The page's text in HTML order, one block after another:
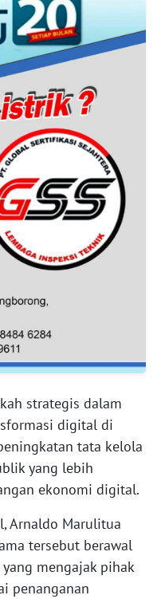
strategis dalam
digital di
tata kelola
yang lebih
ekonomi digital.
Arnaldo Marulitua
tersebut berawal
mengajak pihak
penanganan